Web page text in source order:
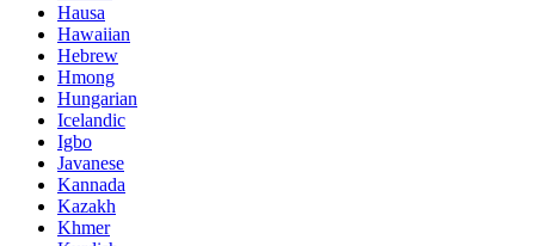
Hausa
Hawaiian
Hebrew
Hmong
Hungarian
Icelandic
Igbo
Javanese
Kannada
Kazakh
Khmer